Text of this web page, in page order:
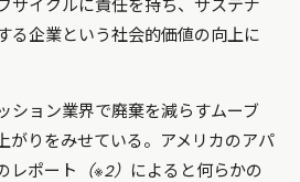
サイクルに責任を持ち、サステナ
る企業という社会的価値の向上に
ション業界で廃棄を減らすムーブ
がりをみせている。アメリカのアパ
レポート
（※2） によると何らかの